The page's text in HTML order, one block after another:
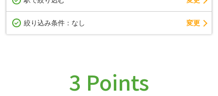
絞り込み条件： なし 変更
3 Points